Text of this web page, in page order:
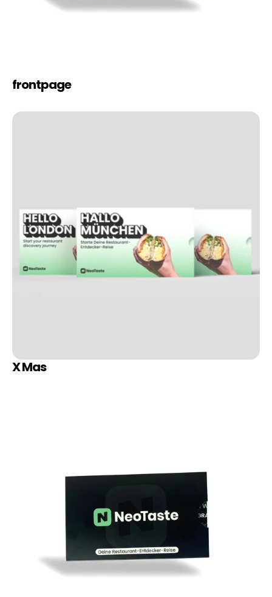
frontpage
X Mas